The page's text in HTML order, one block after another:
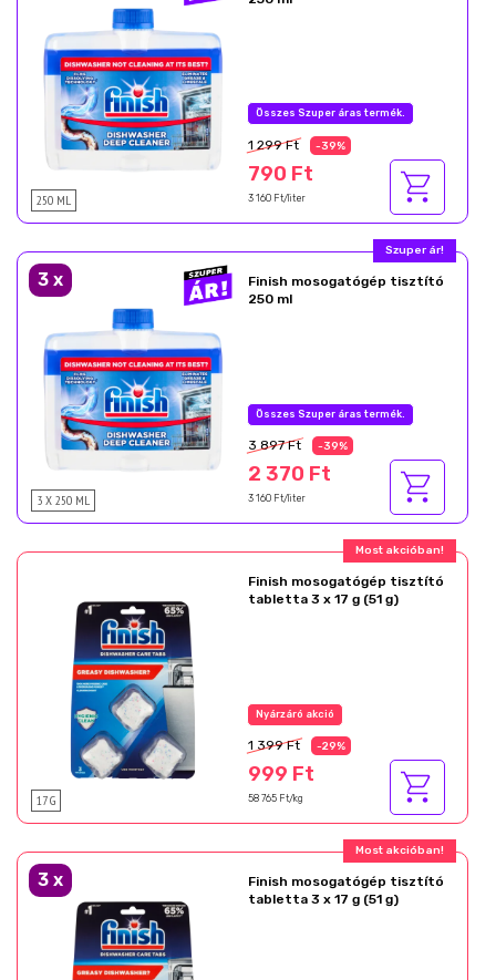
250 ML
Nyárzáró akció
1 299 Ft -39%
790 Ft
3 160 Ft/liter
Most akcióban!
3 x
3 X 250 ML
Finish mosogatógép tisztító
250 ml
Nyárzáró akció
3 897 Ft -39%
2 370 Ft
3 160 Ft/liter
Most akcióban!
17 G
Finish mosogatógép tisztító
tabletta 3 x 17 g (51 g)
Nyárzáró akció
1 399 Ft -29%
999 Ft
58 765 Ft/kg
Most akcióban!
3 x
Finish mosogatógép tisztító
tabletta 3 x 17 g (51 g)